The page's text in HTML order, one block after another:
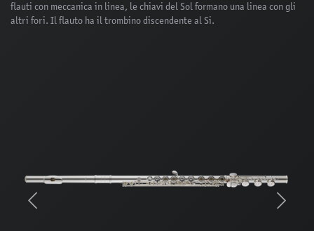
flauti con meccanica in linea, le chiavi del Sol formano una linea con gli
altri fori. Il flauto ha il trombino discendente al Si.
Previous Next